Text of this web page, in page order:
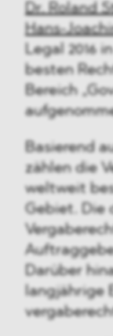
Dr. Roland
Hans-
Legal 2016
besten
Bereich
Basierend
zählen die
weltweit
Gebiet. Die
Darüber
langjährige